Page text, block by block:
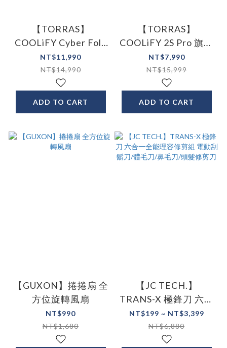
【TORRAS】
COOLiFY Cyber Fold
AI智慧頸掛冷暖空調
風扇
NT$11,990
NT$14,990
ADD TO CART
【TORRAS】
COOLiFY 2S Pro 旗艦
AI智慧頸掛冷暖空調
風扇(2026最新版)
NT$7,990
NT$15,999
ADD TO CART
【GUXON】捲捲扇 全
方位旋轉風扇
NT$990
NT$1,680
【JC TECH.】
TRANS-X 極鋒刀 六合
一全能理容修剪組 電
動刮鬍刀/體毛刀/鼻毛
刀/頭髮修剪刀
NT$199 ~ NT$3,399
NT$6,880